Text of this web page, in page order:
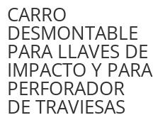
CARRO
DESMONTABLE
PARA LLAVES DE
IMPACTO Y PARA
PERFORADOR
DE TRAVIESAS